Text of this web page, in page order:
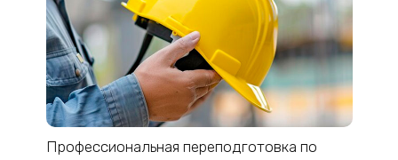
Профессиональная переподготовка по